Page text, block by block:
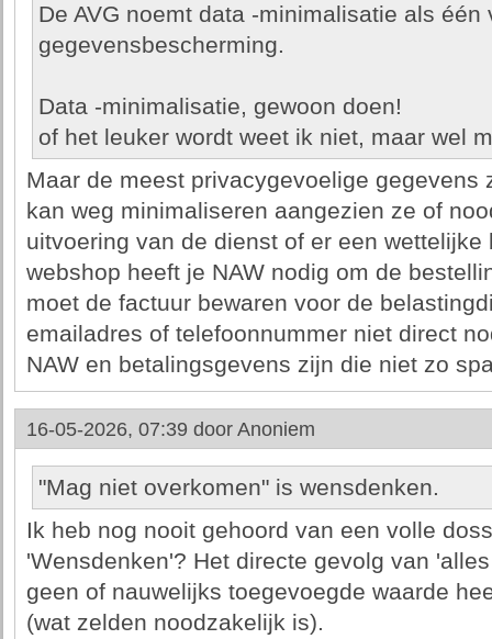
De AVG noemt data -minimalisatie als
gegevensbescherming.
Data -minimalisatie, gewoon doen!
of het leuker wordt weet ik niet, maar wel
Maar de meest privacygevoelige gegevens
kan weg minimaliseren aangezien ze of
uitvoering van de dienst of er een wettelijke
webshop heeft je NAW nodig om de
moet de factuur bewaren voor de
emailadres of telefoonnummer niet direct
NAW en betalingsgevens zijn die niet zo
16-05-2026, 07:39 door Anoniem
"Mag niet overkomen" is wensdenken.
Ik heb nog nooit gehoord van een volle
'Wensdenken'? Het directe gevolg van
geen of nauwelijks toegevoegde waarde
(wat zelden noodzakelijk is).